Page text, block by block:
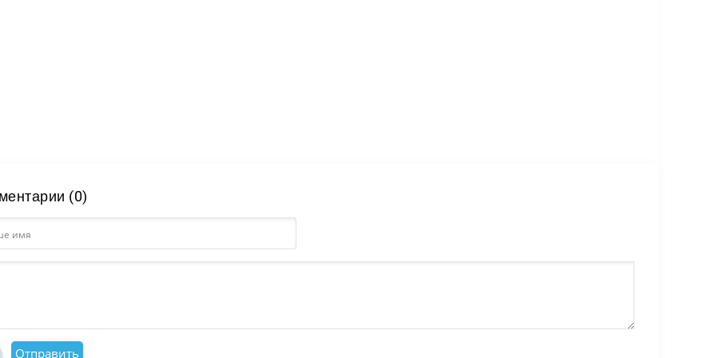
(0)
Отправить